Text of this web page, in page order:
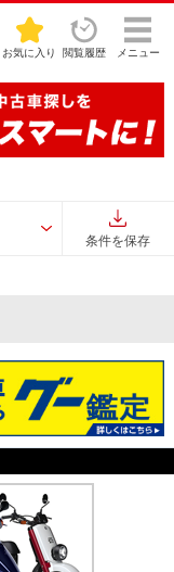
お気に入り 閲覧履歴 メニュー
条件を保存